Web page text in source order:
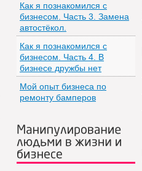
Как я познакомился с
бизнесом. Часть 3. Замена
автостёкол.
Как я познакомился с
бизнесом. Часть 4. В
бизнесе дружбы нет
Мой опыт бизнеса по
ремонту бамперов
Манипулирование
людьми в жизни и
бизнесе